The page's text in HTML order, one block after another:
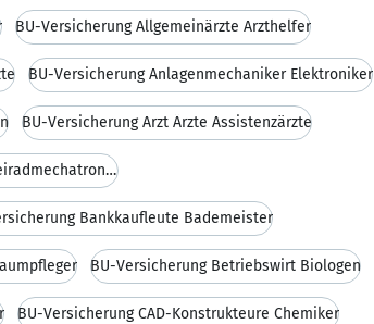
BU-Versicherung Allgemeinärzte Arzthelfer
BU-Versicherung Anlagenmechaniker Elektroniker
BU-Versicherung Arzt Ärzte Assistenzärzte
BU-Versicherung Autospengler Zweiradmechatroniker
Bankkaufleute Bademeister
BU-Versicherung Betriebswirt Biologen
BU-Versicherung CAD-Konstrukteure Chemiker